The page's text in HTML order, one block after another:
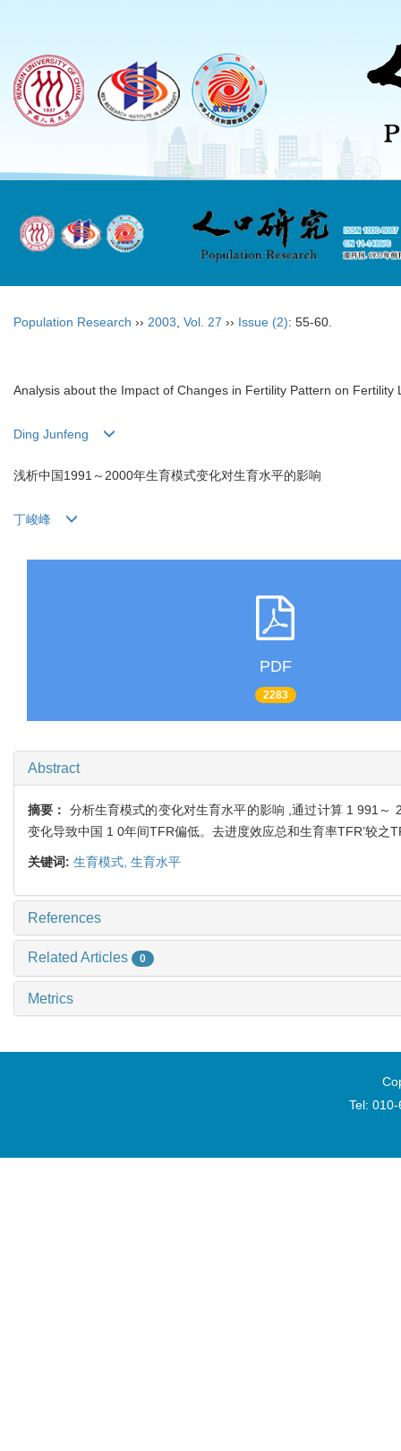
Population Research ›› 2003 Vol. 27 ›› Issue (2): 55-60.
Analysis about the Impact of Changes in Fertility Pattern on
Ding Junfeng
浅析中国1991～2000年生育模式变化对生育水平的影响
丁峻峰
PDF
2283
Abstract
摘要： 分析生育模式的变化对生育水平的影响 ,通过计算 1 991～
变化导致中国 1 0年间TFR偏低。去进度效应总和生育率TFR’较之
关键词: 生育模式, 生育水平
References
Related Articles 0
Metrics
Tel: